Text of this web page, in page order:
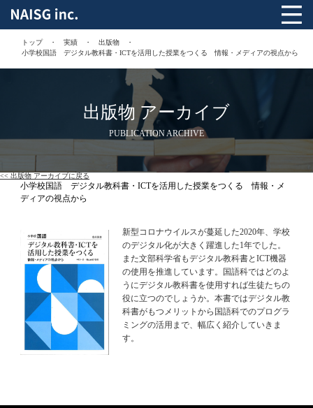
トップ 実績
出版物
小学校国語 デジタル教科書・ICTを活用した授業をつくる 情報・メディアの視点から
出版物 アーカイブ
PUBLICATION ARCHIVE
<< 出版物 アーカイブに戻る
小学校国語 デジタル教科書・ICTを活用した授業をつくる 情報・メ
ディアの視点から
新型コロナウイルスが蔓延した2020年、学校
のデジタル化が大きく躍進した1年でした。
また文部科学省もデジタル教科書とICT機器
の使用を推進しています。国語科ではどのよ
うにデジタル教科書を使用すれば生徒たちの
役に立つのでしょうか。本書ではデジタル教
科書がもつメリットから国語科でのプログラ
ミングの活用まで、幅広く紹介していきま
す。